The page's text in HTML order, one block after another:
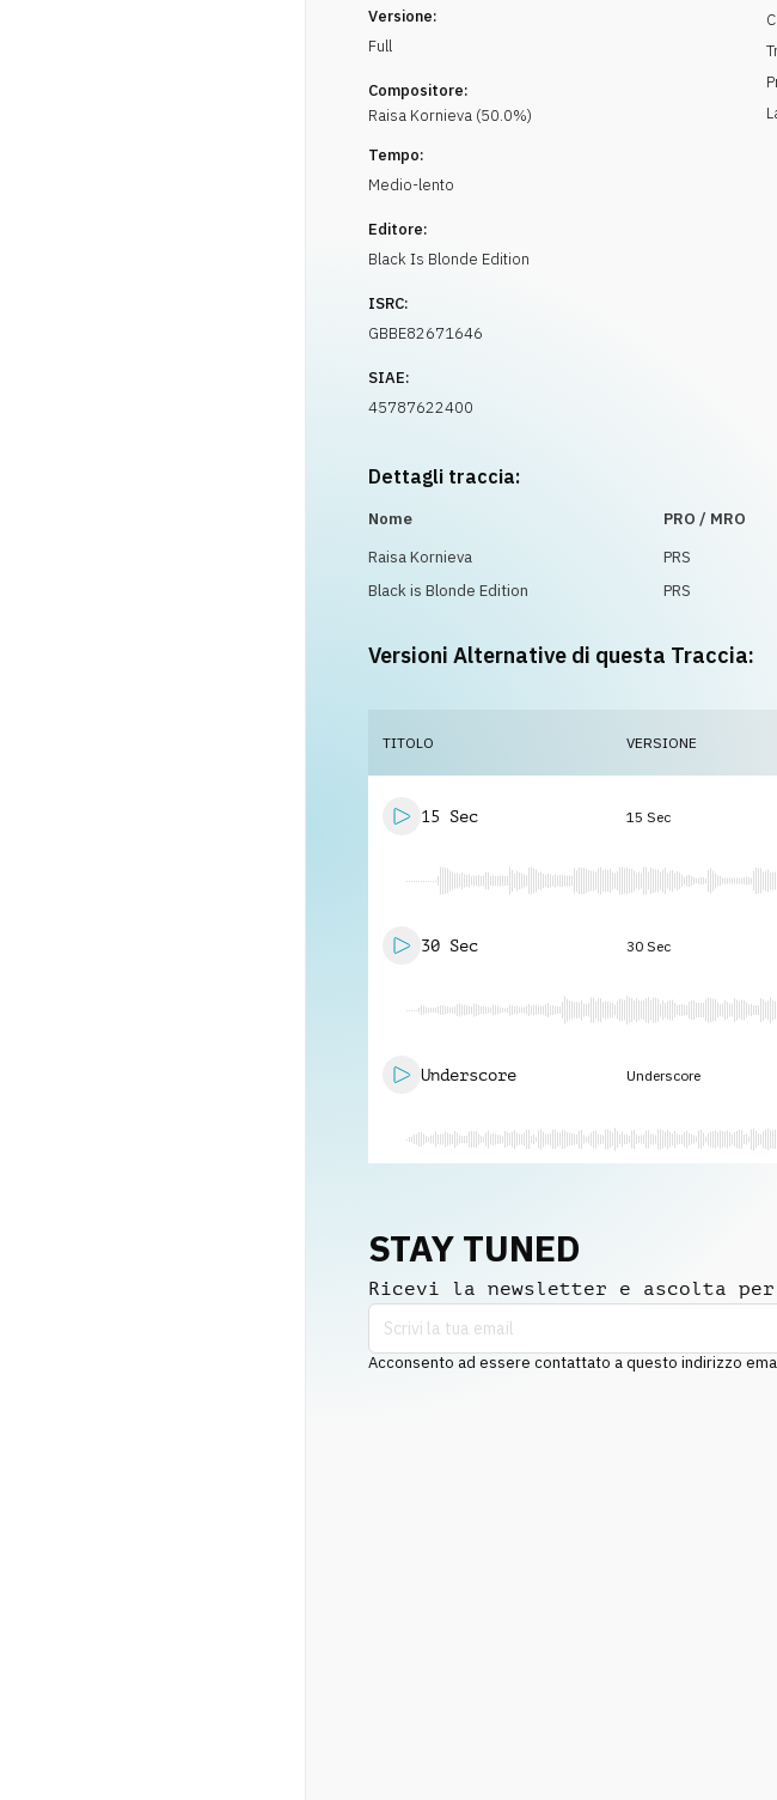
Versione:
Full
Compositore:
Raisa Kornieva (50.0%)
Tempo:
Medio-lento
Editore:
Black Is Blonde Edition
ISRC:
GBBE82671646
SIAE:
45787622400
Dettagli traccia:
Nome PRO / MRO
Raisa Kornieva
PRS
Black is Blonde Edition
PRS
Versioni Alternative di questa Traccia:
TITOLO VERSIONE
15 Sec 15 Sec
30 Sec 30 Sec
Underscore Underscore
STAY TUNED
Ricevi la newsletter e ascolta
Acconsento ad essere contattato a questo indirizzo